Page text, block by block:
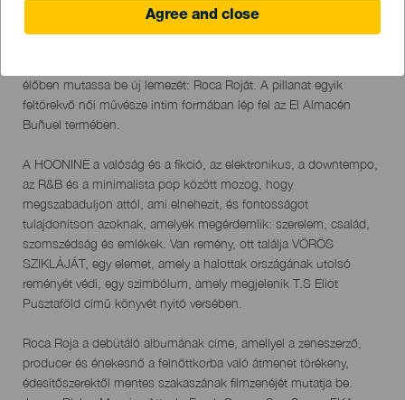
Agree and close
Localidad
Arrecife
del
evento
élőben mutassa be új lemezét: Roca Roját. A pillanat egyik
feltörekvő női művésze intim formában lép fel az El Almacén
Buñuel termében.
A HOONINE a valóság és a fikció, az elektronikus, a downtempo,
az R&B és a minimalista pop között mozog, hogy
megszabaduljon attól, ami elnehezít, és fontosságot
tulajdonítson azoknak, amelyek megérdemlik: szerelem, család,
szomszédság és emlékek. Van remény, ott találja VÖRÖS
SZIKLÁJÁT, egy elemet, amely a halottak országának utolsó
reményét védi, egy szimbólum, amely megjelenik T.S Eliot
Pusztaföld című könyvét nyitó versében.
Roca Roja a debütáló albumának címe, amellyel a zeneszerző,
producer és énekesnő a felnőttkorba való átmenet törékeny,
édesítőszerektől mentes szakaszának filmzenéjét mutatja be.